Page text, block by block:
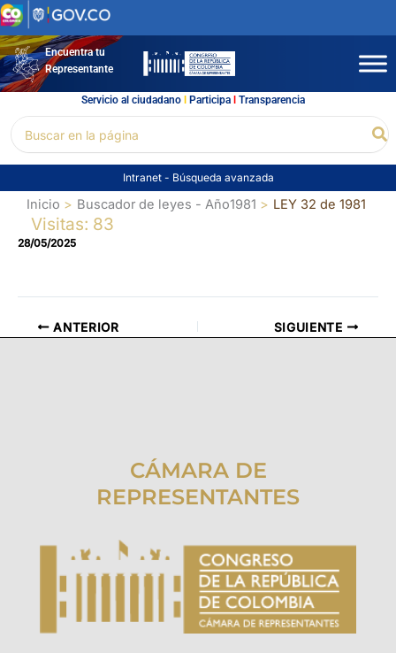
Ir
al
contenidoEncuentra tu
Representante
Servicio al ciudadano l Participal Transparencia
por:
Intranet - Búsqueda avanzada
Inicio Buscador de leyes - Año1981 LEY 32 de 1981
Visitas: 83
28/05/2025
ANTERIOR SIGUIENTE
CÁMARA DE
REPRESENTANTES